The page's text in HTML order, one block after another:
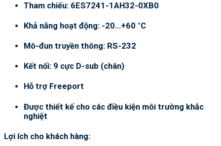
Tham chiếu: 6ES7241-1AH32-0XB0
Khả năng hoạt động: -20…+60 °C
Mô-đun truyền thông: RS-232
Kết nối: 9 cực D-sub (chân)
Hỗ trợ Freeport
Được thiết kế cho các điều kiện môi trường khắc
nghiệt
Lợi ích cho khách hàng: